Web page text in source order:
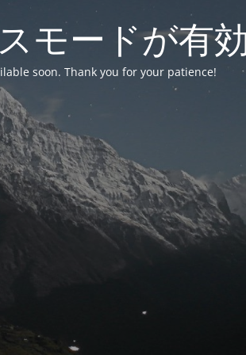
モードが有
soon. Thank you for your patience!